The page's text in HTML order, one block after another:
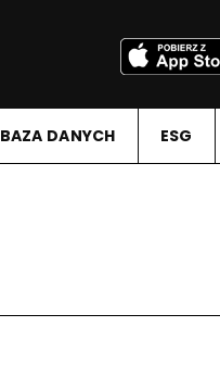
BAZA DANYCH ESG